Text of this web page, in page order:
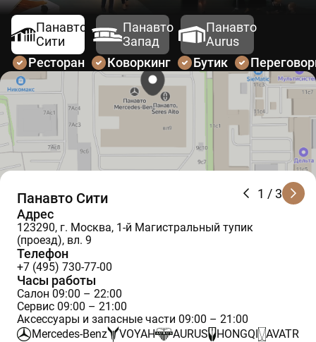
Панавто
Сити
Панавто
Запад
Панавто
Aurus
Ресторан
Коворкинг Бутик
1 / 3
Панавто Сити
Адрес
123290, г. Москва, 1-й Магистральный тупик
(проезд), вл. 9
Телефон
+7 (495) 730-77-00
Часы работы
Салон 09:00 – 22:00
Сервис 09:00 – 21:00
Аксессуары и запасные части 09:00 – 21:00
Mercedes-Benz
VOYAH AURUS HONGQI
AVATR